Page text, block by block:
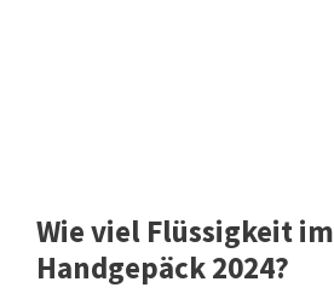
Wie viel Flüssigkeit im
Handgepäck 2024?